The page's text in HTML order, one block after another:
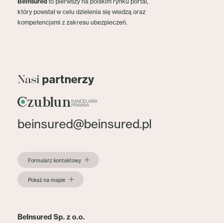
który powstał w celu dzielenia się wiedzą oraz
kompetencjami z zakresu ubezpieczeń.
Nasi partnerzy
beinsured@beinsured.pl
Formularz kontaktowy
Pokaż na mapie
BeInsured Sp. z o.o.